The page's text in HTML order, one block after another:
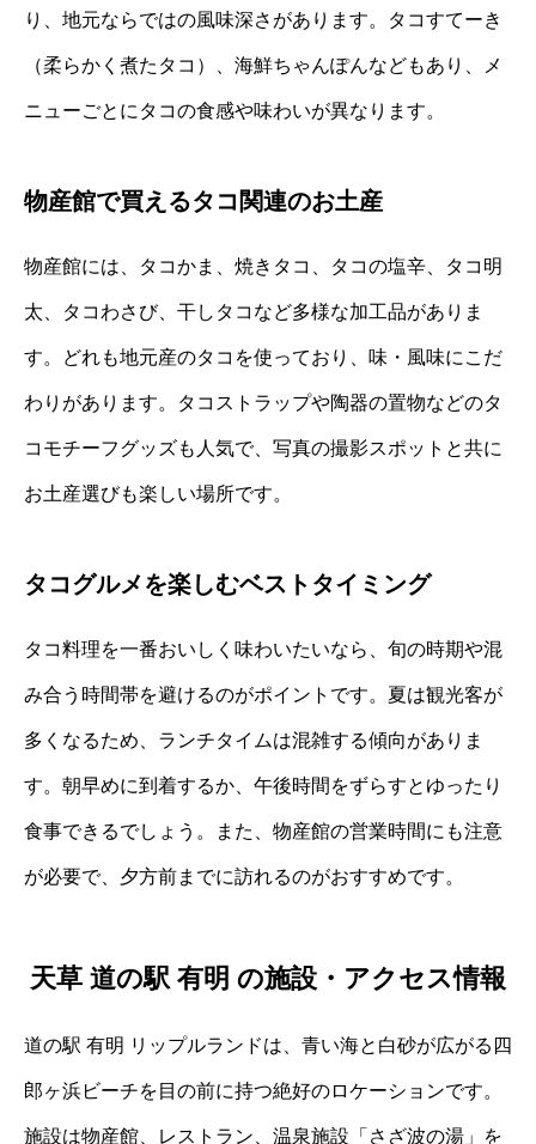
り、地元ならではの風味深さがあります。タコすてーき
（柔らかく煮たタコ）、海鮮ちゃんぽんなどもあり、メ
ニューごとにタコの食感や味わいが異なります。
物産館で買えるタコ関連のお土産
物産館には、タコかま、焼きタコ、タコの塩辛、タコ明
太、タコわさび、干しタコなど多様な加工品がありま
す。どれも地元産のタコを使っており、味・風味にこだ
わりがあります。タコストラップや陶器の置物などのタ
コモチーフグッズも人気で、写真の撮影スポットと共に
お土産選びも楽しい場所です。
タコグルメを楽しむベストタイミング
タコ料理を一番おいしく味わいたいなら、旬の時期や混
み合う時間帯を避けるのがポイントです。夏は観光客が
多くなるため、ランチタイムは混雑する傾向がありま
す。朝早めに到着するか、午後時間をずらすとゆったり
食事できるでしょう。また、物産館の営業時間にも注意
が必要で、夕方前までに訪れるのがおすすめです。
天草 道の駅 有明 の施設・アクセス情報
道の駅 有明 リップルランドは、青い海と白砂が広がる四
郎ヶ浜ビーチを目の前に持つ絶好のロケーションです。
施設は物産館、レストラン、温泉施設「さざ波の湯」を